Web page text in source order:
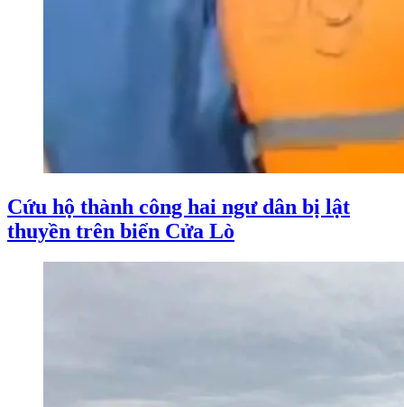
Cứu hộ thành công hai ngư dân bị lật
thuyền trên biển Cửa Lò